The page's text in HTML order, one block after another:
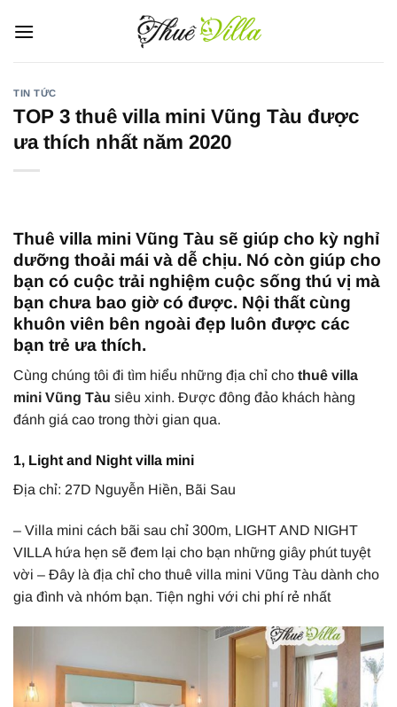
qua
TIN TỨC
TOP 3 thuê villa mini Vũng Tàu được
ưa thích nhất năm 2020
Thuê villa mini Vũng Tàu sẽ giúp cho kỳ nghỉ
dưỡng thoải mái và dễ chịu. Nó còn giúp cho
bạn có cuộc trải nghiệm cuộc sống thú vị mà
bạn chưa bao giờ có được. Nội thất cùng
khuôn viên bên ngoài đẹp luôn được các
bạn trẻ ưa thích.
Cùng chúng tôi đi tìm hiểu những địa chỉ cho thuê villa
mini Vũng Tàu siêu xinh. Được đông đảo khách hàng
đánh giá cao trong thời gian qua.
1, Light and Night villa mini
Địa chỉ: 27D Nguyễn Hiền, Bãi Sau
– Villa mini cách bãi sau chỉ 300m, LIGHT AND NIGHT
VILLA hứa hẹn sẽ đem lại cho bạn những giây phút tuyệt
vời – Đây là địa chỉ cho thuê villa mini Vũng Tàu dành cho
gia đình và nhóm bạn. Tiện nghi với chi phí rẻ nhất